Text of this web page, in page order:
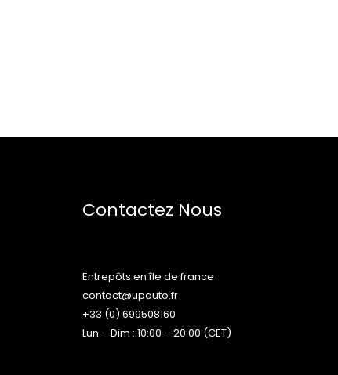
Contactez Nous
Entrepôts en île de france
contact@upauto.fr
+33 (0) 699508160
Lun – Dim : 10:00 – 20:00 (CET)